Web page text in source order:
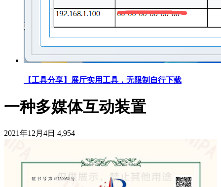
【工具分享】展厅实用工具，无限制自行下载
一种多媒体互动装置
2021年12月4日 4,954